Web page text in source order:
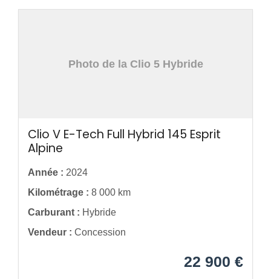
Photo de la Clio 5 Hybride
Clio V E-Tech Full Hybrid 145 Esprit
Alpine
Année : 2024
Kilométrage : 8 000 km
Carburant : Hybride
Vendeur : Concession
22 900 €